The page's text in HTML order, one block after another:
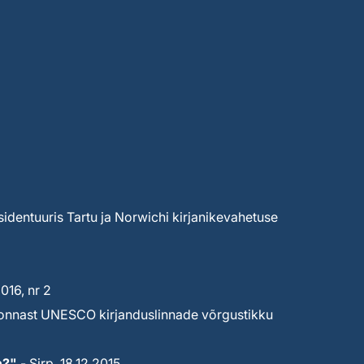
Tartu ja Norwichi kirjanikevahetuse
nr 2
UNESCO kirjanduslinnade võrgustikku